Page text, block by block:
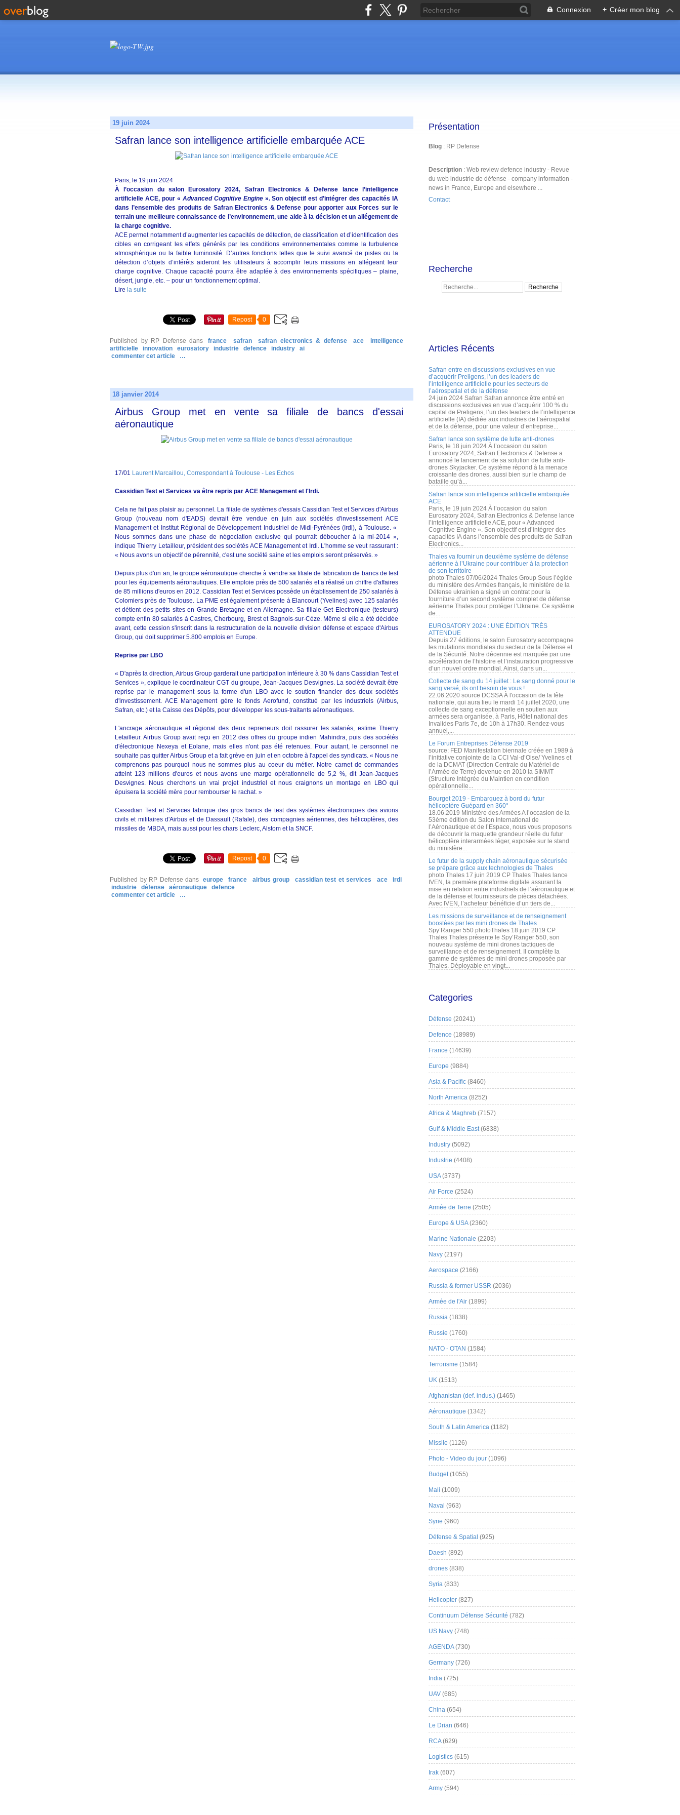
Connexion + Créer mon blog
19 juin 2024
Safran lance son intelligence artificielle embarquée ACE
Paris, le 19 juin 2024
À l’occasion du salon Eurosatory 2024, Safran Electronics & Defense lance l’intelligence
artificielle ACE, pour « Advanced Cognitive Engine». Son objectif est d’intégrer des capacités IA
dans l’ensemble des produits de Safran Electronics & Defense pour apporter aux Forces sur le
terrain une meilleure connaissance de l’environnement, une aide à la décision et un allégement de
la charge cognitive.
ACE permet notamment d’augmenter les capacités de détection, de classification et d’identification des
cibles en corrigeant les effets générés par les conditions environnementales comme la turbulence
atmosphérique ou la faible luminosité. D’autres fonctions telles que le suivi avancé de pistes ou la
détection d’objets d’intérêts aideront les utilisateurs à accomplir leurs missions en allégeant leur
charge cognitive. Chaque capacité pourra être adaptée à des environnements spécifiques – plaine,
désert, jungle, etc. – pour un fonctionnement optimal.
Lire la suite
Repost 0
Published by RP Defense dans france safran safran electronics & defense ace
intelligence
artificielle
innovation eurosatory industrie defence industry
ai
commenter cet article
…
18 janvier 2014
Airbus Group met en vente sa filiale de bancs d'essai
aéronautique
17/01 Laurent Marcaillou, Correspondant à Toulouse - Les Echos
Cassidian Test et Services va être repris par ACE Management et l'Irdi.
Cela ne fait pas plaisir au personnel. La filiale de systèmes d'essais Cassidian Test et Services d'Airbus
Group (nouveau nom d'EADS) devrait être vendue en juin aux sociétés d'investissement ACE
Management et Institut Régional de Développement Industriel de Midi-Pyrénées (Irdi), à Toulouse. «
Nous sommes dans une phase de négociation exclusive qui pourrait déboucher à la mi-2014 »,
indique Thierry Letailleur, président des sociétés ACE Management et Irdi. L'homme se veut rassurant :
« Nous avons un objectif de pérennité, c'est une société saine et les emplois seront préservés. »
Depuis plus d'un an, le groupe aéronautique cherche à vendre sa filiale de fabrication de bancs de test
pour les équipements aéronautiques. Elle emploie près de 500 salariés et a réalisé un chiffre d'affaires
de 85 millions d'euros en 2012. Cassidian Test et Services possède un établissement de 250 salariés à
Colomiers près de Toulouse. La PME est également présente à Elancourt (Yvelines) avec 125 salariés
et détient des petits sites en Grande-Bretagne et en Allemagne. Sa filiale Get Electronique (testeurs)
compte enfin 80 salariés à Castres, Cherbourg, Brest et Bagnols-sur-Cèze. Même si elle a été décidée
avant, cette cession s'inscrit dans la restructuration de la nouvelle division défense et espace d'Airbus
Group, qui doit supprimer 5.800 emplois en Europe.
Reprise par LBO
« D'après la direction, Airbus Group garderait une participation inférieure à 30 % dans Cassidian Test et
Services », explique le coordinateur CGT du groupe, Jean-Jacques Desvignes. La société devrait être
reprise par le management sous la forme d'un LBO avec le soutien financier des deux sociétés
d'investissement. ACE Management gère le fonds Aerofund, constitué par les industriels (Airbus,
Safran, etc.) et la Caisse des Dépôts, pour développer les sous-traitants aéronautiques.
L'ancrage aéronautique et régional des deux repreneurs doit rassurer les salariés, estime Thierry
Letailleur. Airbus Group avait reçu en 2012 des offres du groupe indien Mahindra, puis des sociétés
d'électronique Nexeya et Eolane, mais elles n'ont pas été retenues. Pour autant, le personnel ne
souhaite pas quitter Airbus Group et a fait grève en juin et en octobre à l'appel des syndicats. « Nous ne
comprenons pas pourquoi nous ne sommes plus au coeur du métier. Notre carnet de commandes
atteint 123 millions d'euros et nous avons une marge opérationnelle de 5,2 %, dit Jean-Jacques
Desvignes. Nous cherchons un vrai projet industriel et nous craignons un montage en LBO qui
épuisera la société mère pour rembourser le rachat. »
Cassidian Test et Services fabrique des gros bancs de test des systèmes électroniques des avions
civils et militaires d'Airbus et de Dassault (Rafale), des compagnies aériennes, des hélicoptères, des
missiles de MBDA, mais aussi pour les chars Leclerc, Alstom et la SNCF.
Repost 0
Published by RP Defense dans europe france airbus group cassidian test et services ace
irdi
industrie
défense aéronautique
defence
commenter cet article
…
Présentation
Blog : RP Defense
Description : Web review defence industry - Revue
du web industrie de défense - company information -
news in France, Europe and elsewhere ...
Contact
Recherche
Articles Récents
Safran entre en discussions exclusives en vue
d’acquérir Preligens, l’un des leaders de
l’intelligence artificielle pour les secteurs de
l’aérospatial et de la défense
24 juin 2024 Safran Safran annonce être entré en
discussions exclusives en vue d’acquérir 100 % du
capital de Preligens, l’un des leaders de l’intelligence
artificielle (IA) dédiée aux industries de l’aérospatial
et de la défense, pour une valeur d’entreprise...
Safran lance son système de lutte anti-drones
Paris, le 18 juin 2024 À l’occasion du salon
Eurosatory 2024, Safran Electronics & Defense a
annoncé le lancement de sa solution de lutte anti-
drones Skyjacker. Ce système répond à la menace
croissante des drones, aussi bien sur le champ de
bataille qu’à...
Safran lance son intelligence artificielle embarquée
ACE
Paris, le 19 juin 2024 À l’occasion du salon
Eurosatory 2024, Safran Electronics & Defense lance
l’intelligence artificielle ACE, pour « Advanced
Cognitive Engine ». Son objectif est d’intégrer des
capacités IA dans l’ensemble des produits de Safran
Electronics...
Thales va fournir un deuxième système de défense
aérienne à l’Ukraine pour contribuer à la protection
de son territoire
photo Thales 07/06/2024 Thales Group Sous l’égide
du ministère des Armées français, le ministère de la
Défense ukrainien a signé un contrat pour la
fourniture d’un second système complet de défense
aérienne Thales pour protéger l’Ukraine. Ce système
de...
EUROSATORY 2024 : UNE ÉDITION TRÈS
ATTENDUE
Depuis 27 éditions, le salon Eurosatory accompagne
les mutations mondiales du secteur de la Défense et
de la Sécurité. Notre décennie est marquée par une
accélération de l’histoire et l’instauration progressive
d’un nouvel ordre mondial. Ainsi, dans un...
Collecte de sang du 14 juillet : Le sang donné pour le
sang versé, ils ont besoin de vous !
22.06.2020 source DCSSA À l'occasion de la fête
nationale, qui aura lieu le mardi 14 juillet 2020, une
collecte de sang exceptionnelle en soutien aux
armées sera organisée, à Paris, Hôtel national des
Invalides Paris 7e, de 10h à 17h30. Rendez-vous
annuel,...
Le Forum Entreprises Défense 2019
source: FED Manifestation biennale créée en 1989 à
l’initiative conjointe de la CCI Val-d’Oise/ Yvelines et
de la DCMAT (Direction Centrale du Matériel de
l’Armée de Terre) devenue en 2010 la SIMMT
(Structure Intégrée du Maintien en condition
opérationnelle...
Bourget 2019 - Embarquez à bord du futur
hélicoptère Guépard en 360°
18.06.2019 Ministère des Armées A l’occasion de la
53ème édition du Salon International de
l’Aéronautique et de l’Espace, nous vous proposons
de découvrir la maquette grandeur réelle du futur
hélicoptère interarmées léger, exposée sur le stand
du ministère...
Le futur de la supply chain aéronautique sécurisée
se prépare grâce aux technologies de Thales
photo Thales 17 juin 2019 CP Thales Thales lance
IVEN, la première plateforme digitale assurant la
mise en relation entre industriels de l’aéronautique et
de la défense et fournisseurs de pièces détachées.
Avec IVEN, l’acheteur bénéficie d’un tiers de...
Les missions de surveillance et de renseignement
boostées par les mini drones de Thales
Spy’Ranger 550 photoThales 18 juin 2019 CP
Thales Thales présente le Spy’Ranger 550, son
nouveau système de mini drones tactiques de
surveillance et de renseignement. Il complète la
gamme de systèmes de mini drones proposée par
Thales. Déployable en vingt...
Categories
Défense (20241)
Defence (18989)
France (14639)
Europe (9884)
Asia & Pacific (8460)
North America (8252)
Africa & Maghreb (7157)
Gulf & Middle East(6838)
Industry (5092)
Industrie (4408)
USA(3737)
Air Force (2524)
Armée de Terre (2505)
Europe & USA(2360)
Marine Nationale (2203)
Navy (2197)
Aerospace (2166)
Russia & former USSR (2036)
Armée de l'Air (1899)
Russia (1838)
Russie (1760)
NATO - OTAN (1584)
Terrorisme (1584)
UK (1513)
Afghanistan (def. indus.) (1465)
Aéronautique (1342)
South & Latin America (1182)
Missile (1126)
Photo - Video du jour (1096)
Budget(1055)
Mali (1009)
Naval (963)
Syrie (960)
Défense & Spatial (925)
Daesh (892)
drones (838)
Syria (833)
Helicopter (827)
Continuum Défense Sécurité (782)
US Navy (748)
AGENDA(730)
Germany (726)
India (725)
UAV (685)
China (654)
Le Drian (646)
RCA(629)
Logistics (615)
Irak (607)
Army (594)